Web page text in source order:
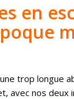
en
trop longue
avec nos deux